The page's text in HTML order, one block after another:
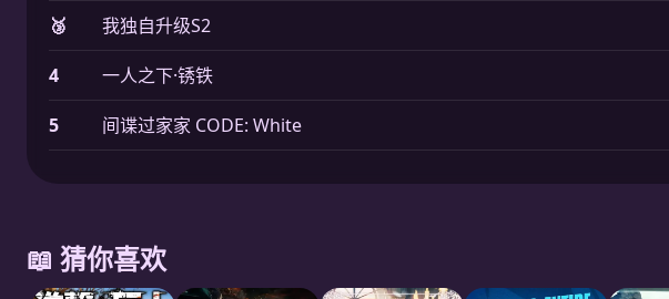
🥉 我独自升级S2
4 一人之下·锈铁
5 间谍过家家 CODE: White
📖 猜你喜欢